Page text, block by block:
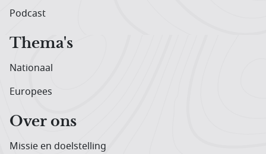
Podcast
Thema's
Nationaal
Europees
Over ons
Missie en doelstelling